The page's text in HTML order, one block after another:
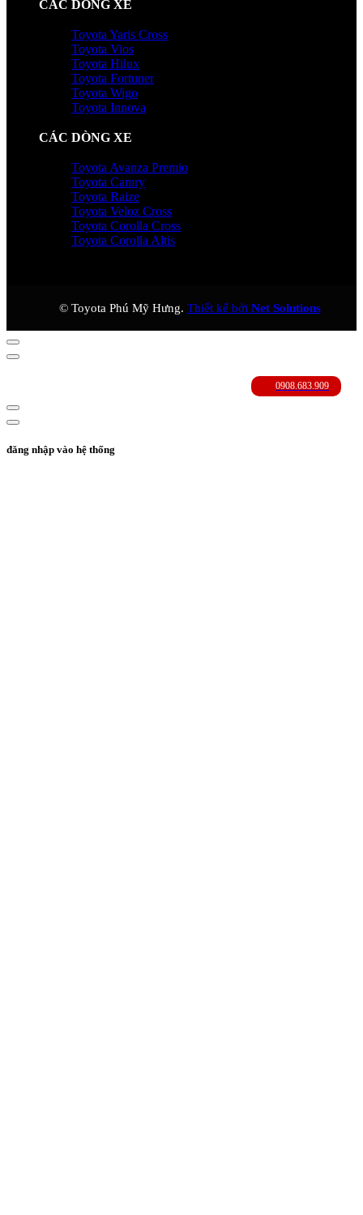
CÁC DÒNG XE
Toyota Yaris Cross
Toyota Vios
Toyota Hilux
Toyota Fortuner
Toyota Wigo
Toyota Innova
CÁC DÒNG XE
Toyota Avanza Premio
Toyota Camry
Toyota Raize
Toyota Veloz Cross
Toyota Corolla Cross
Toyota Corolla Altis
© Toyota Phú Mỹ Hưng. Thiết kế bởi Net Solutions
đăng nhập vào hệ thống